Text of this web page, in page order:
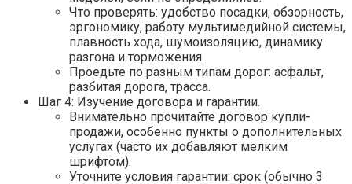
Что проверять: удобство посадки, обзорность,
эргономику, работу мультимедийной системы,
плавность хода, шумоизоляцию, динамику
разгона и торможения.
Проедьте по разным типам дорог: асфальт,
разбитая дорога, трасса.
Шаг 4: Изучение договора и гарантии.
Внимательно прочитайте договор купли-
продажи, особенно пункты о дополнительных
услугах (часто их добавляют мелким
шрифтом).
Уточните условия гарантии: срок (обычно 3